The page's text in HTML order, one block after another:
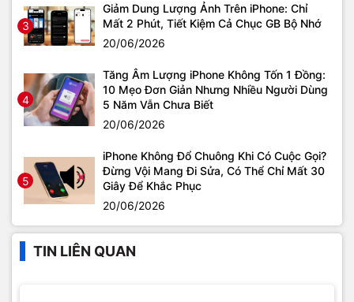
3
Giảm Dung Lượng Ảnh Trên iPhone: Chỉ
Mất 2 Phút, Tiết Kiệm Cả Chục GB Bộ Nhớ
20/06/2026
4
Tăng Âm Lượng iPhone Không Tốn 1 Đồng:
10 Mẹo Đơn Giản Nhưng Nhiều Người Dùng
5 Năm Vẫn Chưa Biết
20/06/2026
5
iPhone Không Đổ Chuông Khi Có Cuộc Gọi?
Đừng Vội Mang Đi Sửa, Có Thể Chỉ Mất 30
Giây Để Khắc Phục
20/06/2026
TIN LIÊN QUAN